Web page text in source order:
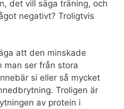
det vill säga träning, och
negativt? Troligtvis
att den minskade
man ser från stora
si eller så mycket
Troligen är
av protein i